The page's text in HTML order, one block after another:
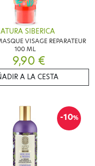
SIBERICA
VISAGE REPARATEUR
100 ML
9,90 €
A LA CESTA
-10%